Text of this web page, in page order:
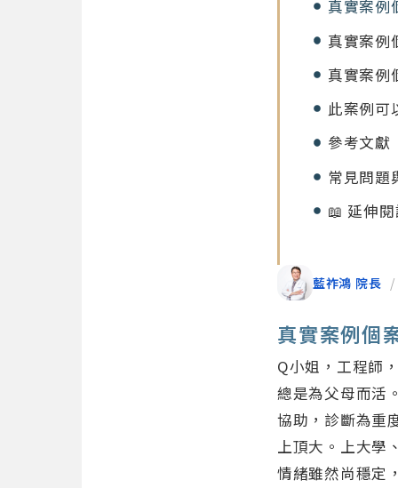
真實案例
真實案例
真實案例
此案例可
參考文獻
常見問題
📖 延伸
藍祚鴻 院長 /
真實案例個
Q小姐，工程師
總是為父母而活
協助，診斷為重
上頂大。上大學
情緒雖然尚穩定